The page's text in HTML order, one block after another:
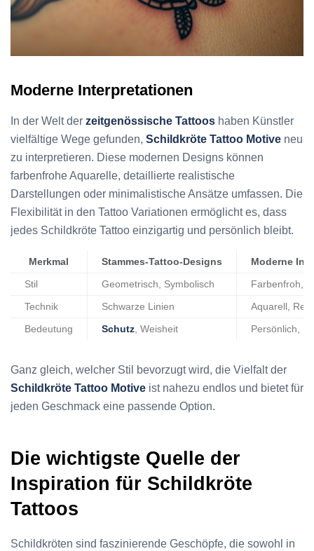
Moderne Interpretationen
In der Welt der zeitgenössische Tattoos haben Künstler
vielfältige Wege gefunden, Schildkröte Tattoo Motive neu
zu interpretieren. Diese modernen Designs können
farbenfrohe Aquarelle, detaillierte realistische
Darstellungen oder minimalistische Ansätze umfassen. Die
Flexibilität in den Tattoo Variationen ermöglicht es, dass
jedes Schildkröte Tattoo einzigartig und persönlich bleibt.
Merkmal Stammes-Tattoo-Designs Moderne
Stil Geometrisch, Symbolisch Farbenfroh,
Technik Schwarze Linien Aquarell,
Bedeutung Schutz , Weisheit Persönlich,
Ganz gleich, welcher Stil bevorzugt wird, die Vielfalt der
Schildkröte Tattoo Motive ist nahezu endlos und bietet für
jeden Geschmack eine passende Option.
Die wichtigste Quelle der
Inspiration für Schildkröte
Tattoos
Schildkröten sind faszinierende Geschöpfe, die sowohl in